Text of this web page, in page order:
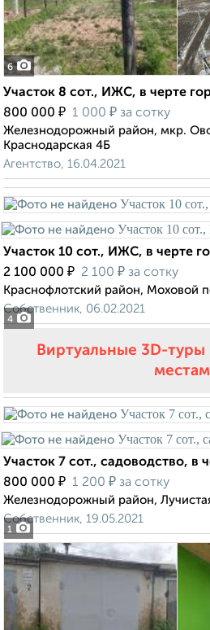
6
Участок 8 сот., ИЖС, в черте
800 000 ₽ 1 000 ₽ за сотку
Железнодорожный район, мкр.
Краснодарская 4Б
Агентство, 16.04.2021
4
Участок 10 сот., ИЖС, в черте
2 100 000 ₽ 2 100 ₽ за сотку
Краснофлотский район, Моховой
Собственник, 06.02.2021
Виртуальные 3D-
местам
1
Участок 7 сот., садоводство, в
800 000 ₽ 1 200 ₽ за сотку
Железнодорожный район,
Собственник, 19.05.2021